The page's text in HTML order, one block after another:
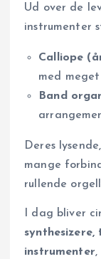
Ud over de
instrumenter
Calliope
med
Band
Deres
mange
rullende
I dag bliver
synthesizere,
instrumenter